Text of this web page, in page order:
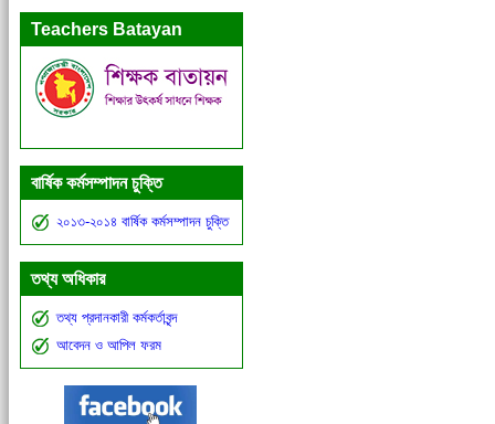
Teachers Batayan
বার্ষিক কর্মসম্পাদন চুক্তি
২০১৩-২০১৪ বার্ষিক কর্মসম্পাদন চুক্তি
তথ্য অধিকার
তথ্য প্রদানকারী কর্মকর্তাবৃন্দ
আবেদন ও আপিল ফরম